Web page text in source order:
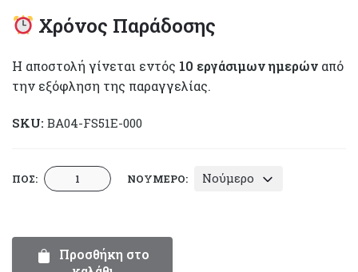
Χρόνος Παράδοσης
Η αποστολή γίνεται εντός 10 εργάσιμων ημερών από
την εξόφληση της παραγγελίας.
SKU: BA04-FS51E-000
ΠΟΣ: Παπουτσάκια
Βάπτισης
Everkid
FS51E
ΝΟΎΜΕΡΟ: Νούμερο
Προσθήκη στο